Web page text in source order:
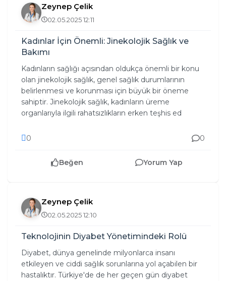
Zeynep Çelik
02.05.2025 12:11
Kadınlar İçin Önemli: Jinekolojik Sağlık ve
Bakımı
Kadınların sağlığı açısından oldukça önemli bir konu
olan jinekolojik sağlık, genel sağlık durumlarının
belirlenmesi ve korunması için büyük bir öneme
sahiptir. Jinekolojik sağlık, kadınların üreme
organlarıyla ilgili rahatsızlıkların erken teşhis ed
0 0
Beğen Yorum Yap
Zeynep Çelik
02.05.2025 12:10
Teknolojinin Diyabet Yönetimindeki Rolü
Diyabet, dünya genelinde milyonlarca insanı
etkileyen ve ciddi sağlık sorunlarına yol açabilen bir
hastalıktır. Türkiye'de de her geçen gün diyabet